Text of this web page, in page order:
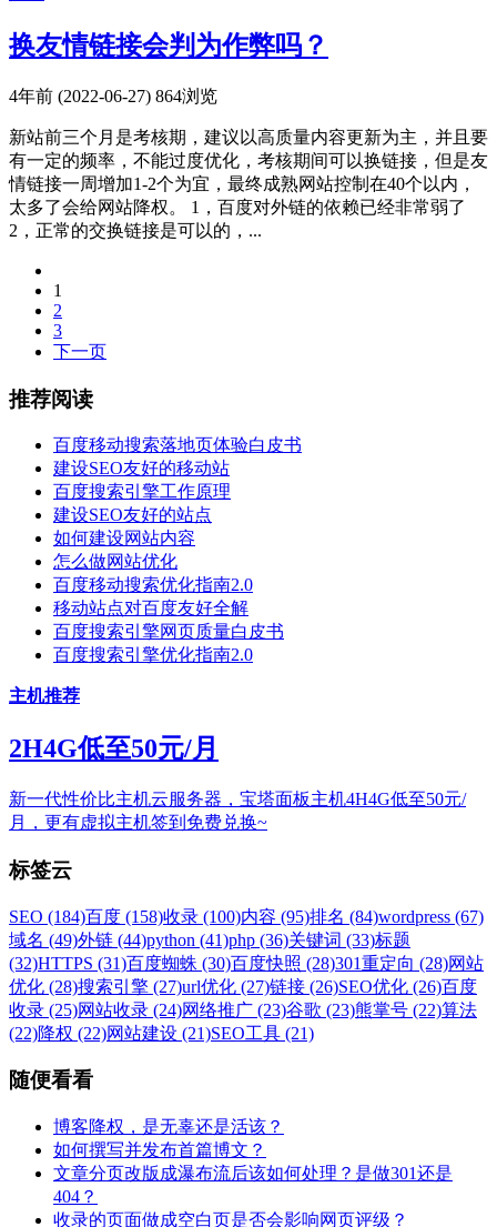
换友情链接会判为作弊吗？
4年前 (2022-06-27) 864浏览
新站前三个月是考核期，建议以高质量内容更新为主，并且要
有一定的频率，不能过度优化，考核期间可以换链接，但是友
情链接一周增加1-2个为宜，最终成熟网站控制在40个以内，
太多了会给网站降权。 1，百度对外链的依赖已经非常弱了
2，正常的交换链接是可以的，...
1
2
3
下一页
推荐阅读
百度移动搜索落地页体验白皮书
建设SEO友好的移动站
百度搜索引擎工作原理
建设SEO友好的站点
如何建设网站内容
怎么做网站优化
百度移动搜索优化指南2.0
移动站点对百度友好全解
百度搜索引擎网页质量白皮书
百度搜索引擎优化指南2.0
主机推荐
2H4G低至50元/月
新一代性价比主机云服务器，宝塔面板主机4H4G低至50元/
月，更有虚拟主机签到免费兑换~
标签云
SEO (184)百度 (158)收录 (100)内容 (95)排名 (84)wordpress (67)
域名 (49)外链 (44)python (41)php (36)关键词 (33)标题
(32)HTTPS (31)百度蜘蛛 (30)百度快照 (28)301重定向 (28)网站
优化 (28)搜索引擎 (27)url优化 (27)链接 (26)SEO优化 (26)百度
收录 (25)网站收录 (24)网络推广 (23)谷歌 (23)熊掌号 (22)算法
(22)降权 (22)网站建设 (21)SEO工具 (21)
随便看看
博客降权，是无辜还是活该？
如何撰写并发布首篇博文？
文章分页改版成瀑布流后该如何处理？是做301还是
404？
收录的页面做成空白页是否会影响网页评级？